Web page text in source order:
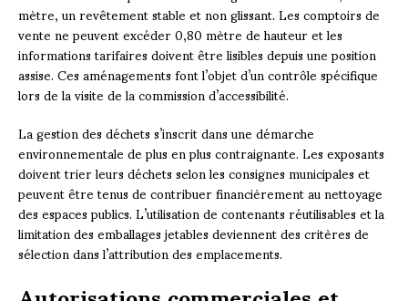
mètre, un revêtement stable et non glissant. Les comptoirs de
vente ne peuvent excéder 0,80 mètre de hauteur et les
informations tarifaires doivent être lisibles depuis une position
assise. Ces aménagements font l’objet d’un contrôle spécifique
lors de la visite de la commission d’accessibilité.
La gestion des déchets s’inscrit dans une démarche
environnementale de plus en plus contraignante. Les exposants
doivent trier leurs déchets selon les consignes municipales et
peuvent être tenus de contribuer financièrement au nettoyage
des espaces publics. L’utilisation de contenants réutilisables et la
limitation des emballages jetables deviennent des critères de
sélection dans l’attribution des emplacements.